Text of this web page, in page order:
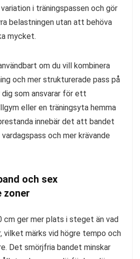
i träningspassen och gör
belastningen utan att behöva
mycket.
om du vill kombinera
och mer strukturerade pass på
dig som ansvarar för ett
eller en träningsyta hemma
innebär det att bandet
och mer krävande
och sex
zoner
cm ger mer plats i steget än vad
vilket märks vid högre tempo och
Det smörjfria bandet minskar